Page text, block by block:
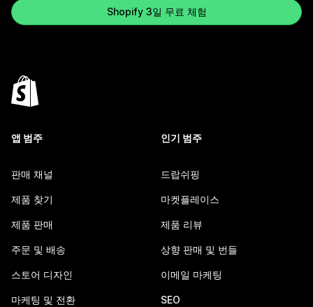
Shopify 3일 무료 체험
앱 범주
판매 채널
제품 찾기
제품 판매
주문 및 배송
스토어 디자인
마케팅 및 전환
인기 범주
드랍쉬핑
마켓플레이스
제품 리뷰
상향 판매 및 번들
이메일 마케팅
SEO